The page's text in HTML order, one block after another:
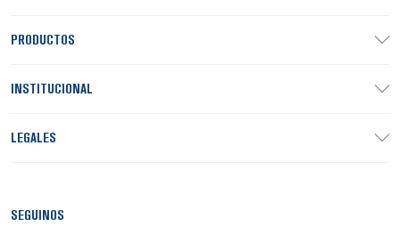
PRODUCTOS
INSTITUCIONAL
LEGALES
SEGUINOS